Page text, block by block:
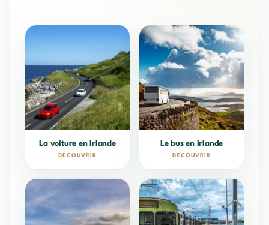
La voiture en Irlande
DÉCOUVRIR
Le bus en Irlande
DÉCOUVRIR